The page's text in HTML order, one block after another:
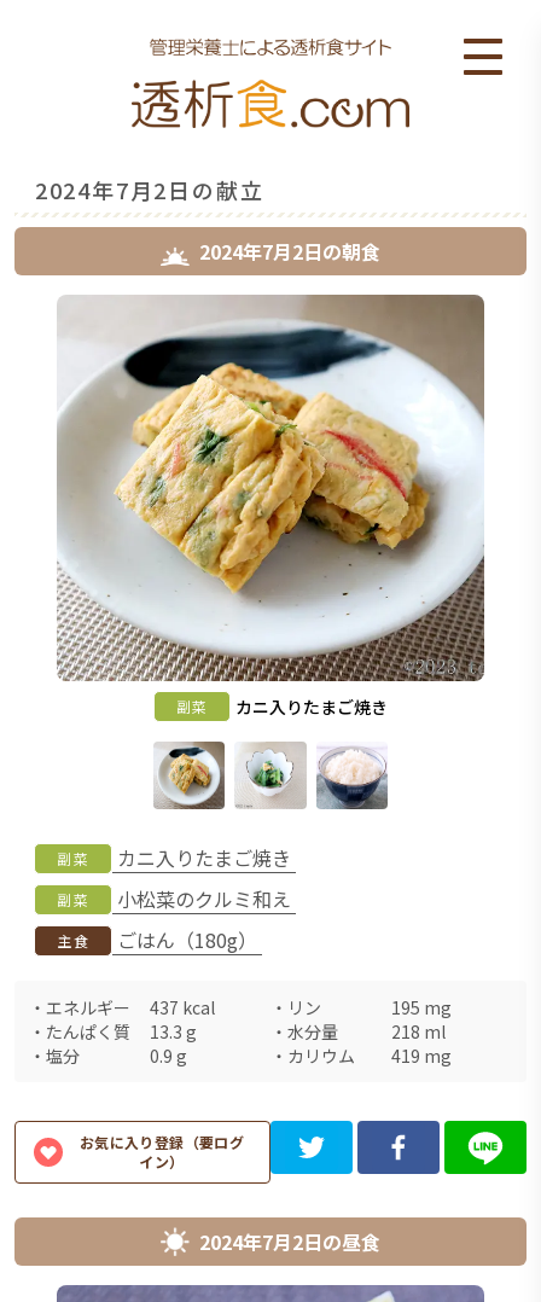
2024年7月2日の献立
2024年7月2日の朝食
副菜 カニ入りたまご焼き
副菜 カニ入りたまご焼き
副菜 小松菜のクルミ和え
主食 ごはん（180g）
・ エネルギー 437 kcal ・ リン 195 mg
・ たんぱく質 13.3 g ・ 水分量 218 ml
・ 塩分 0.9 g ・ カリウム 419 mg
お気に入り登録（要ログ
イン）
2024年7月2日の昼食